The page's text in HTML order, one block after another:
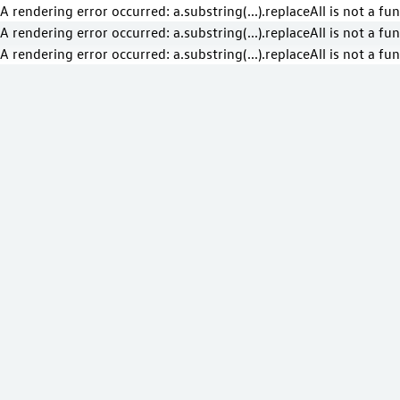
A rendering error occurred: a.substring(...).replaceAll is not a
A rendering error occurred: a.substring(...).replaceAll is not a
A rendering error occurred: a.substring(...).replaceAll is not a